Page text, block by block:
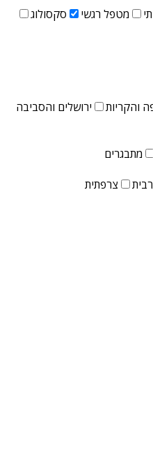
מטפל רגשי
סקסולוג
והקריות ירושלים והסביבה
מתבגרים
צרפתית